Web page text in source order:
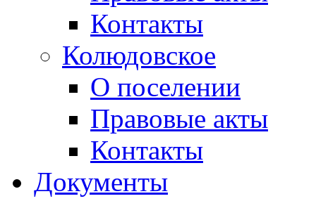
Контакты
Колюдовское
О поселении
Правовые акты
Контакты
Документы